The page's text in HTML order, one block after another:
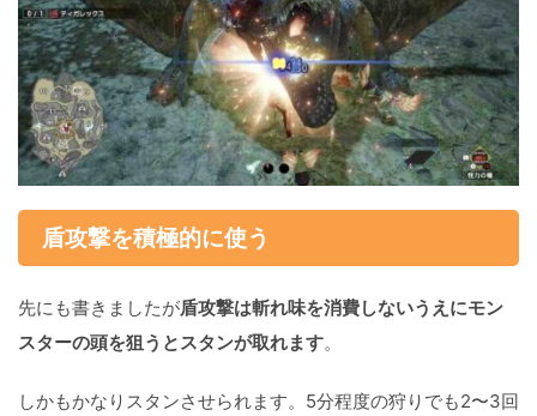
盾攻撃を積極的に使う
先にも書きましたが盾攻撃は斬れ味を消費しないうえにモン
スターの頭を狙うとスタンが取れます。
しかもかなりスタンさせられます。5分程度の狩りでも2〜3回